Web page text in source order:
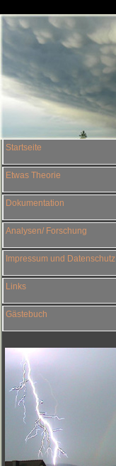
Startseite
Etwas Theorie
Dokumentation
Analysen/ Forschung
Impressum und Datenschutz
Links
Gästebuch